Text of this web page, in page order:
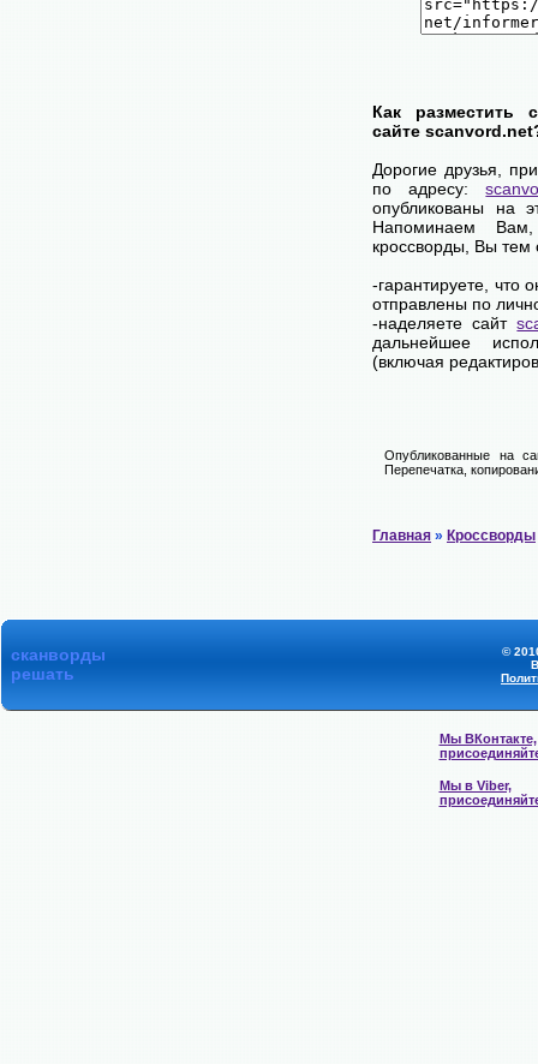
Как разместить
сайте
Дорогие друзья,
по адресу:
опубликованы на
Напоминаем
кроссворды, Вы
-гарантируете, что
отправлены по
-наделяете сайт
дальнейшее
(включая
Опубликованные на
Перепечатка,
Главная » Кроссворды
сканворды
решать
©
Мы ВКонтакте,
Мы в Viber,